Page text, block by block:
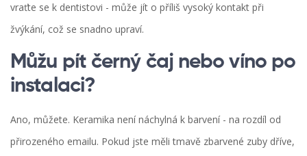
vraťte se k dentistovi - může jít o příliš vysoký kontakt při
žvýkání, což se snadno upraví.
Můžu pít černý čaj nebo víno po
instalaci?
Ano, můžete. Keramika není náchylná k barvení - na rozdíl od
přirozeného emailu. Pokud jste měli tmavě zbarvené zuby dříve,